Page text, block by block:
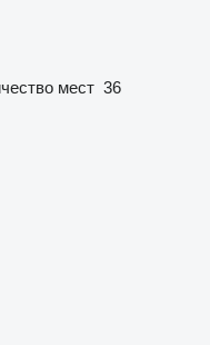
мест 36